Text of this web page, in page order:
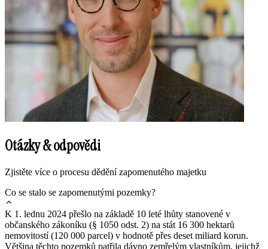
Otázky & odpovědi
Zjistěte více o procesu dědění zapomenutého majetku
Co se stalo se zapomenutými pozemky?
K 1. lednu 2024 přešlo na základě 10 leté lhůty stanovené v
občanského zákoníku (§ 1050 odst. 2) na stát 16 300 hektarů
nemovitostí (120 000 parcel) v hodnotě přes deset miliard korun.
Většina těchto pozemků patřila dávno zemřelým vlastníkům, jejichž